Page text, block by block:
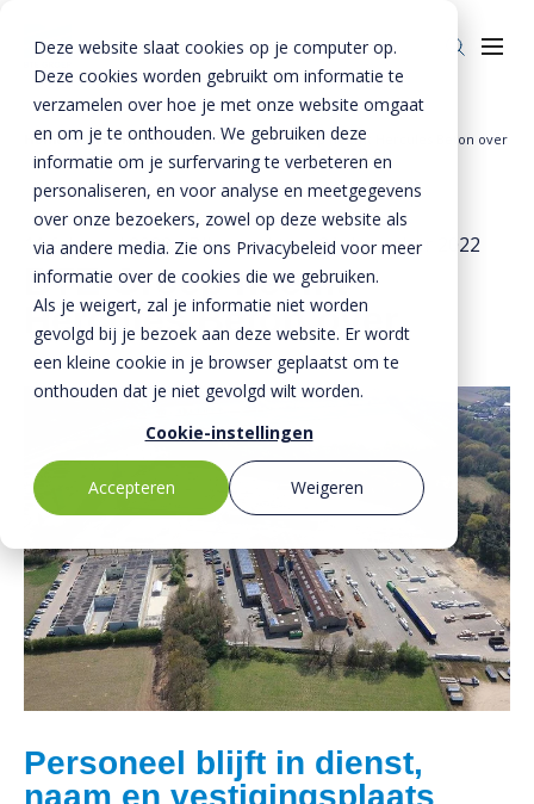
Deze website slaat cookies op je computer op.
Deze cookies worden gebruikt om informatie te
verzamelen over hoe je met onze website omgaat
en om je te onthouden. We gebruiken deze
informatie om je surfervaring te verbeteren en
personaliseren, en voor analyse en meetgegevens
over onze bezoekers, zowel op deze website als
via andere media. Zie ons Privacybeleid voor meer
informatie over de cookies die we gebruiken.
Als je weigert, zal je informatie niet worden
gevolgd bij je bezoek aan deze website. Er wordt
een kleine cookie in je browser geplaatst om te
onthouden dat je niet gevolgd wilt worden.
Cookie-instellingen
Accepteren Weigeren
Downloads
Werken bij
Over ons
Over ons
BTE-bedrijven
Historie
Nieuws & Media
Veiligheid
Duurzaamheid
Kennis
Innovatie
Invie (CIRRCON)
Invie (CIRRCON)
Invie nieuws
Kwaliteit
Contact
Home » BTE - Nieuws & Media » BTE Groep neemt Hercules Beton over
11 februari 2022- Bijgewerkt op21 december 2022
BTE Groep neemt
Hercules Beton over
Personeel blijft in dienst,
naam en vestigingsplaats